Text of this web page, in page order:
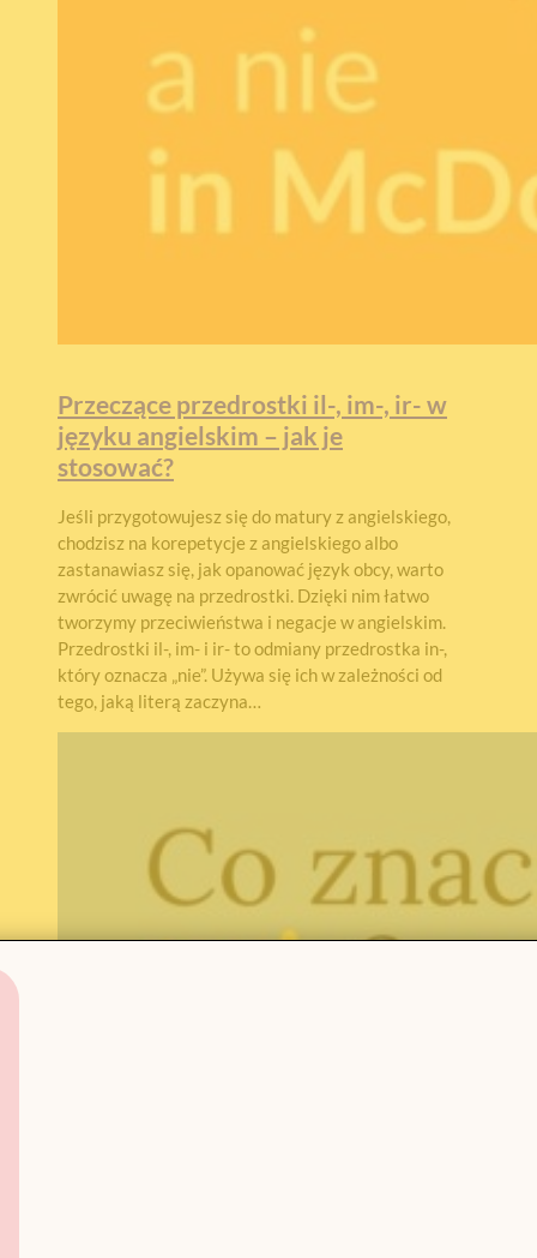
Przeczące przedrostki il-, im-, ir- w
języku angielskim – jak je
stosować?
Jeśli przygotowujesz się do matury z angielskiego,
chodzisz na korepetycje z angielskiego albo
zastanawiasz się, jak opanować język obcy, warto
zwrócić uwagę na przedrostki. Dzięki nim łatwo
tworzymy przeciwieństwa i negacje w angielskim.
Przedrostki il-, im- i ir- to odmiany przedrostka in-,
który oznacza „nie”. Używa się ich w zależności od
tego, jaką literą zaczyna…